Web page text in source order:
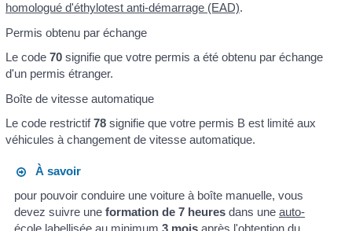
homologué d'éthylotest anti-démarrage (EAD).
Permis obtenu par échange
Le code 70signifie que votre permis a été obtenu par échange
d'un permis étranger.
Boîte de vitesse automatique
Le code restrictif78signifie que votre permis B est limité aux
véhicules à changement de vitesse automatique.
À savoir
pour pouvoir conduire une voiture à boîte manuelle, vous
devez suivre uneformation de 7 heures dans uneauto-